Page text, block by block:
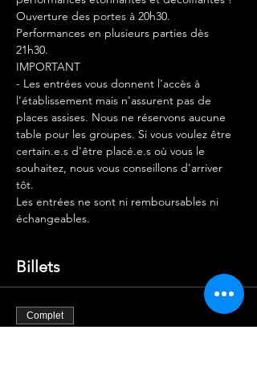
Ouverture des portes à 20h30.
Performances en plusieurs parties dès
21h30.
IMPORTANT
- Les entrées vous donnent l'accès à
l'établissement mais n'assurent pas de
places assises. Nous ne réservons aucune
table pour les groupes. Si vous voulez être
certain.e.s d'être placé.e.s où vous le
souhaitez, nous vous conseillons d'arriver
tôt.
Les entrées ne sont ni remboursables ni
échangeables.
Billets
Complet